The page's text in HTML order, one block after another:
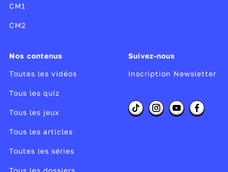
CM1
CM2
Nos contenus
Toutes les vidéos
Tous les quiz
Tous les jeux
Tous les articles
Toutes les séries
Tous les dossiers
Suivez-nous
Inscription Newsletter